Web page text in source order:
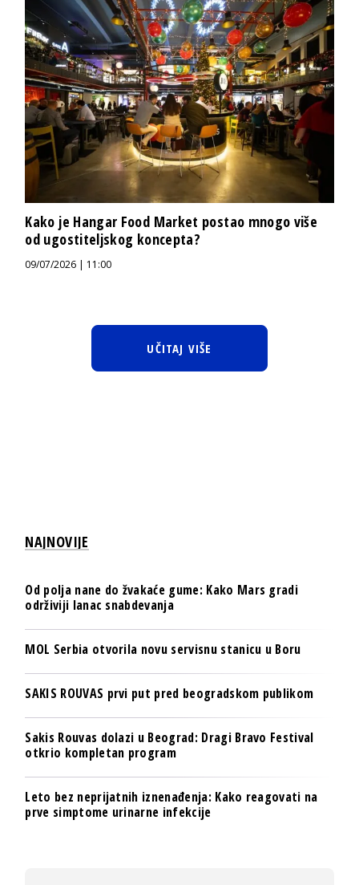
Kako je Hangar Food Market postao mnogo više
od ugostiteljskog koncepta?
09/07/2026 | 11:00
UČITAJ VIŠE
NAJNOVIJE
Od polja nane do žvakaće gume: Kako Mars gradi
održiviji lanac snabdevanja
MOL Serbia otvorila novu servisnu stanicu u Boru
SAKIS ROUVAS prvi put pred beogradskom publikom
Sakis Rouvas dolazi u Beograd: Dragi Bravo Festival
otkrio kompletan program
Leto bez neprijatnih iznenađenja: Kako reagovati na
prve simptome urinarne infekcije